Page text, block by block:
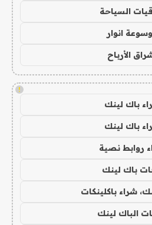
السياحة
انوار
الأرباح
!
باك لينك
باك لينك
روابط نصية
باك لينك
شراء باكلينكات
الباك لينك